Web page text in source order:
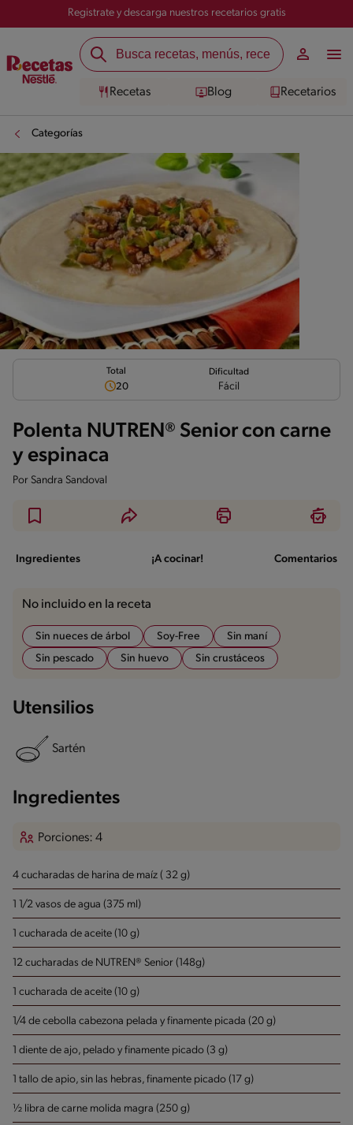
Registrate y descarga nuestros recetarios gratis
Recetas Blog Recetarios
Categorías
Total
20
Dificultad
Fácil
Polenta NUTREN® Senior con carne
y espinaca
Por Sandra Sandoval
Ingredientes ¡A cocinar! Comentarios
No incluido en la receta
Sin nueces de árbol Soy-Free
Sin maní
Sin pescado
Sin huevo Sin crustáceos
Utensilios
Sartén
Ingredientes
Porciones: 4
4 cucharadas de harina de maíz ( 32 g)
1 1/2 vasos de agua (375 ml)
1 cucharada de aceite (10 g)
12 cucharadas de NUTREN® Senior (148g)
1 cucharada de aceite (10 g)
1/4 de cebolla cabezona pelada y finamente picada (20 g)
1 diente de ajo, pelado y finamente picado (3 g)
1 tallo de apio, sin las hebras, finamente picado (17 g)
½ libra de carne molida magra (250 g)